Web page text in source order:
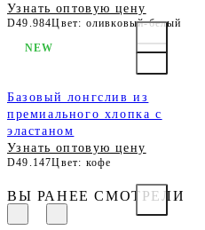
Узнать оптовую цену
D49.984Цвет: оливковый-белый
Базовый лонгслив из
премиального хлопка с
эластаном
Узнать оптовую цену
D49.147Цвет: кофе
NEW
ВЫ РАНЕЕ СМОТРЕЛИ